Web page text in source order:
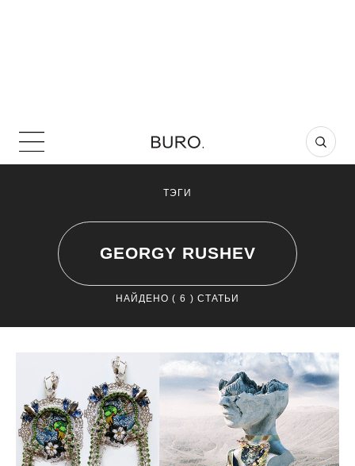
ТЭГИ
GEORGY RUSHEV
НАЙДЕНО ( 6 ) СТАТЬИ